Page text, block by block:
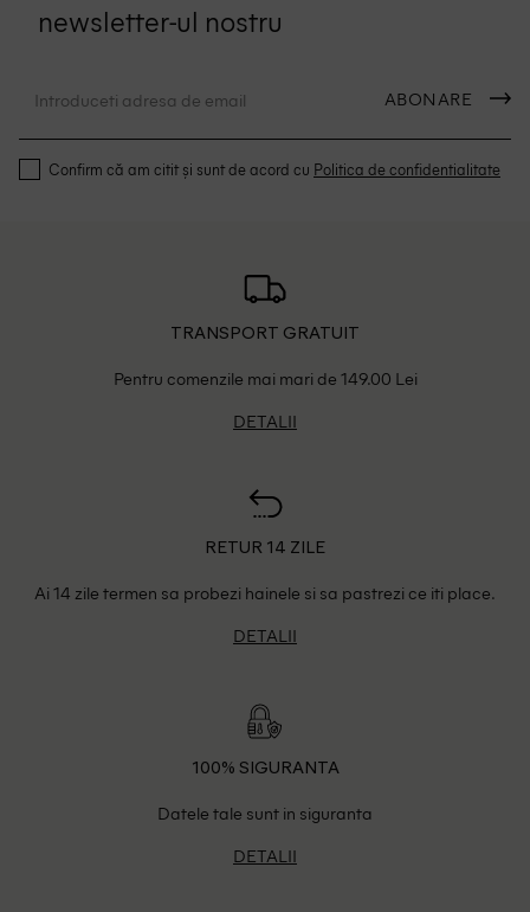
newsletter-ul nostru
ABONARE
Confirm că am citit și sunt de acord cu Politica de confidentialitate
TRANSPORT GRATUIT
Pentru comenzile mai mari de 149.00 Lei
DETALII
RETUR 14 ZILE
Ai 14 zile termen sa probezi hainele si sa pastrezi ce iti place.
DETALII
100% SIGURANTA
Datele tale sunt in siguranta
DETALII